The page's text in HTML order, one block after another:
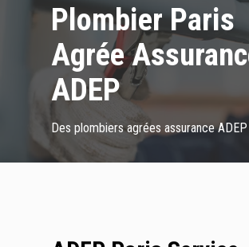
Plombier Paris
Agrée
ADEP
Des plombiers agrées assurance